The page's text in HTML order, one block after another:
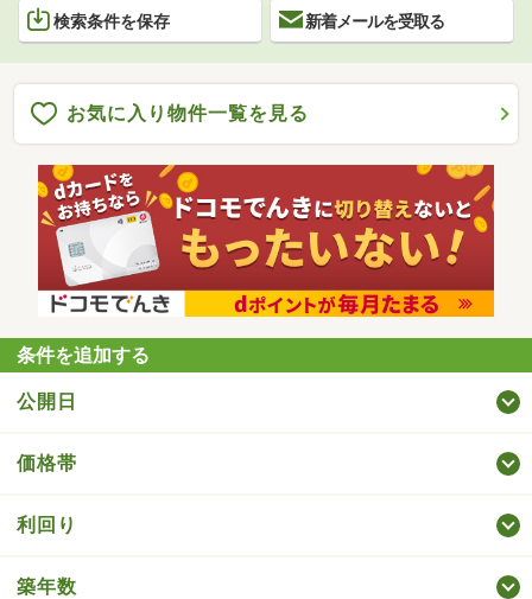
検索条件を保存 新着メールを受取る
お気に入り物件一覧を見る
条件を追加する
公開日
価格帯
利回り
築年数